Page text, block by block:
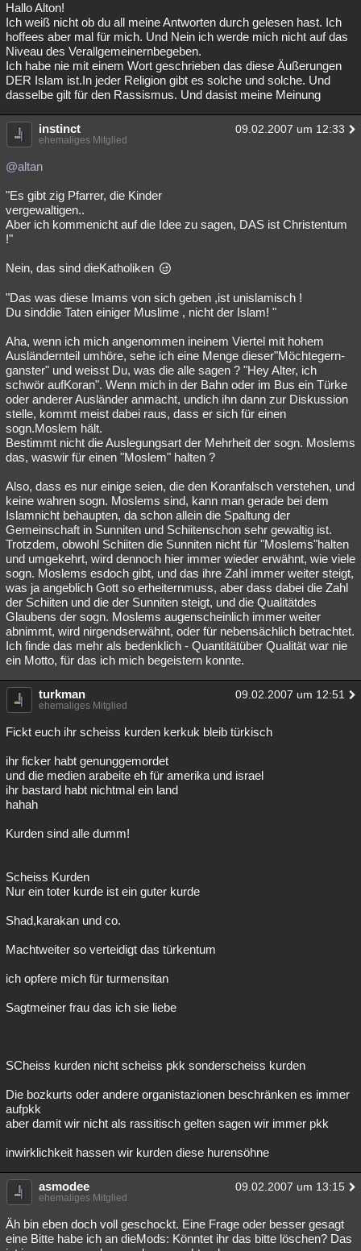
Hallo Alton!
Ich weiß nicht ob du all meine Antworten durch gelesen hast. Ich
hoffees aber mal für mich. Und Nein ich werde mich nicht auf das
Niveau des Verallgemeinernbegeben.
Ich habe nie mit einem Wort geschrieben das diese Äußerungen
DER Islam ist.In jeder Religion gibt es solche und solche. Und
dasselbe gilt für den Rassismus. Und dasist meine Meinung
instinct 09.02.2007 um 12:33
ehemaliges Mitglied
@altan
"Es gibt zig Pfarrer, die Kinder
vergewaltigen..
Aber ich kommenicht auf die Idee zu sagen, DAS ist Christentum
!"
Nein, das sind dieKatholiken
"Das was diese Imams von sich geben ,ist unislamisch !
Du sinddie Taten einiger Muslime , nicht der Islam! "
Aha, wenn ich mich angenommen ineinem Viertel mit hohem
Ausländernteil umhöre, sehe ich eine Menge dieser"Möchtegern-
ganster" und weisst Du, was die alle sagen ? "Hey Alter, ich
schwör aufKoran". Wenn mich in der Bahn oder im Bus ein Türke
oder anderer Ausländer anmacht, undich ihn dann zur Diskussion
stelle, kommt meist dabei raus, dass er sich für einen
sogn.Moslem hält.
Bestimmt nicht die Auslegungsart der Mehrheit der sogn. Moslems
das, waswir für einen "Moslem" halten ?
Also, dass es nur einige seien, die den Koranfalsch verstehen, und
keine wahren sogn. Moslems sind, kann man gerade bei dem
Islamnicht behaupten, da schon allein die Spaltung der
Gemeinschaft in Sunniten und Schiitenschon sehr gewaltig ist.
Trotzdem, obwohl Schiiten die Sunniten nicht für "Moslems"halten
und umgekehrt, wird dennoch hier immer wieder erwähnt, wie viele
sogn. Moslems esdoch gibt, und das ihre Zahl immer weiter steigt,
was ja angeblich Gott so erheiternmuss, aber dass dabei die Zahl
der Schiiten und die der Sunniten steigt, und die Qualitätdes
Glaubens der sogn. Moslems augenscheinlich immer weiter
abnimmt, wird nirgendserwähnt, oder für nebensächlich betrachtet.
Ich finde das mehr als bedenklich - Quantitätüber Qualität war nie
ein Motto, für das ich mich begeistern konnte.
turkman 09.02.2007 um 12:51
ehemaliges Mitglied
Fickt euch ihr scheiss kurden kerkuk bleib türkisch
ihr ficker habt genunggemordet
und die medien arabeite eh für amerika und israel
ihr bastard habt nichtmal ein land
hahah
Kurden sind alle dumm!
Scheiss Kurden
Nur ein toter kurde ist ein guter kurde
Shad,karakan und co.
Machtweiter so verteidigt das türkentum
ich opfere mich für turmensitan
Sagtmeiner frau das ich sie liebe
SCheiss kurden nicht scheiss pkk sonderscheiss kurden
Die bozkurts oder andere organistazionen beschränken es immer
aufpkk
aber damit wir nicht als rassitisch gelten sagen wir immer pkk
inwirklichkeit hassen wir kurden diese hurensöhne
asmodee 09.02.2007 um 13:15
ehemaliges Mitglied
Äh bin eben doch voll geschockt. Eine Frage oder besser gesagt
eine Bitte habe ich an dieMods: Könntet ihr das bitte löschen? Das